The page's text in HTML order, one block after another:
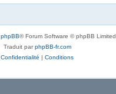
phpBB® Forum Software © phpBB Limited
Traduit parphpBB-fr.com
Confidentialité | Conditions